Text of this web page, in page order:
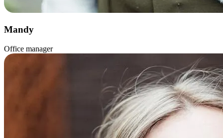
Mandy
Office manager